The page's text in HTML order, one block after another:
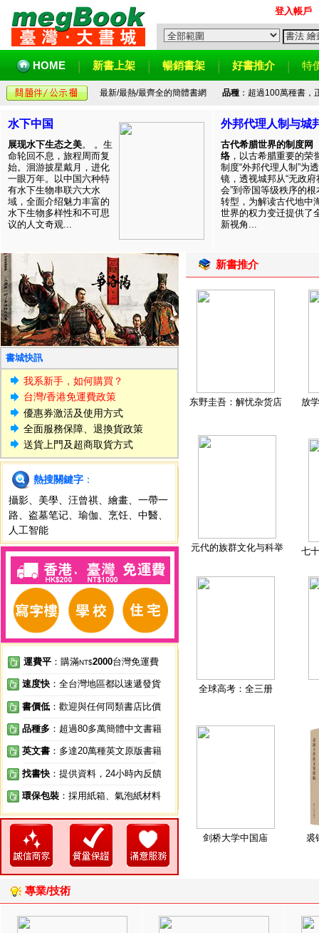
登入帳戶
HOME 新書上架 暢銷書架 好書推介 特
最新/最熱/最齊全的簡體書網 品種：超過100萬種書，
水下中国
展现水下生态之美。 。生
命轮回不息，旅程周而复
始。洄游披星戴月，进化
一眼万年。以中国六种特
有水下生物串联六大水
域，全面介绍魅力丰富的
水下生物多样性和不可思
议的人文奇观...
外邦代理人制与城
古代希腊世界的制度网
络 ，以古希腊重要的荣
制度“外邦代理人制”为透
镜，透视城邦从“无政府
会”到帝国等级秩序的根
转型，为解读古代地中
世界的权力变迁提供了
新视角...
書城快訊
我系新手，如何購買？
台灣/香港免運費政策
優惠券激活及使用方式
全面服務保障、退換貨政策
送貨上門及超商取貨方式
熱搜關鍵字 ：
攝影
美學 汪曾祺 繪畫
一帶一
路
盗墓笔记 瑜伽 烹饪 中醫
人工智能
運費平 ：購滿NT$2000台灣免運費
速度快 ：全台灣地區都以速遞發貨
書價低 ：歡迎與任何同類書店比價
品種多 ：超過80多萬簡體中文書籍
英文書 ：多達20萬種英文原版書籍
找書快 ：提供資料，24小時內反饋
環保包裝 ：採用紙箱、氣泡紙材料
新書推介
东野圭吾：解忧杂货店 放
元代的族群文化与科举 七
全球高考：全三册
剑桥大学中国庙 裘
專業/技術